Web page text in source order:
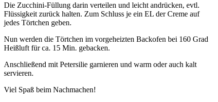
Die Zucchini-Füllung darin verteilen und leicht andrücken, evtl.
Flüssigkeit zurück halten. Zum Schluss je ein EL der Creme auf
jedes Törtchen geben.
Nun werden die Törtchen im vorgeheizten Backofen bei 160 Grad
Heißluft für ca. 15 Min. gebacken.
Anschließend mit Petersilie garnieren und warm oder auch kalt
servieren.
Viel Spaß beim Nachmachen!